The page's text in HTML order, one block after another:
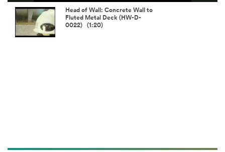
Video
Head of Wall: Concrete Wall to
Fluted Metal Deck (HW-D-
0022) (1:20)